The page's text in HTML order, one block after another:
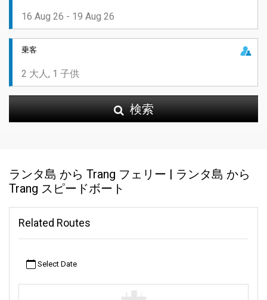
乗客
検索
ランタ島 から Trang フェリー | ランタ島 から
Trang スピードボート
Related Routes
Select Date